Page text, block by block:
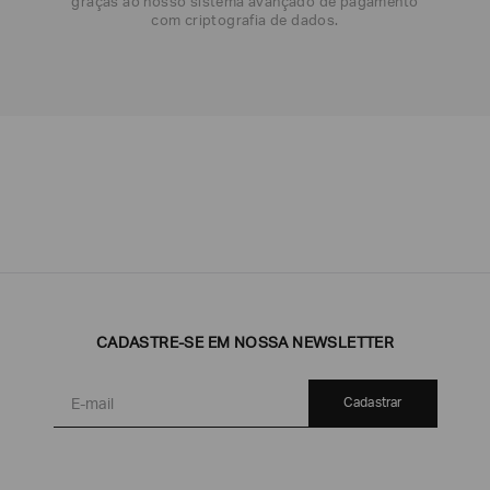
graças ao nosso sistema avançado de pagamento
com criptografia de dados.
CADASTRE-SE EM NOSSA NEWSLETTER
Cadastrar
Armani/Silos
Armani
Values